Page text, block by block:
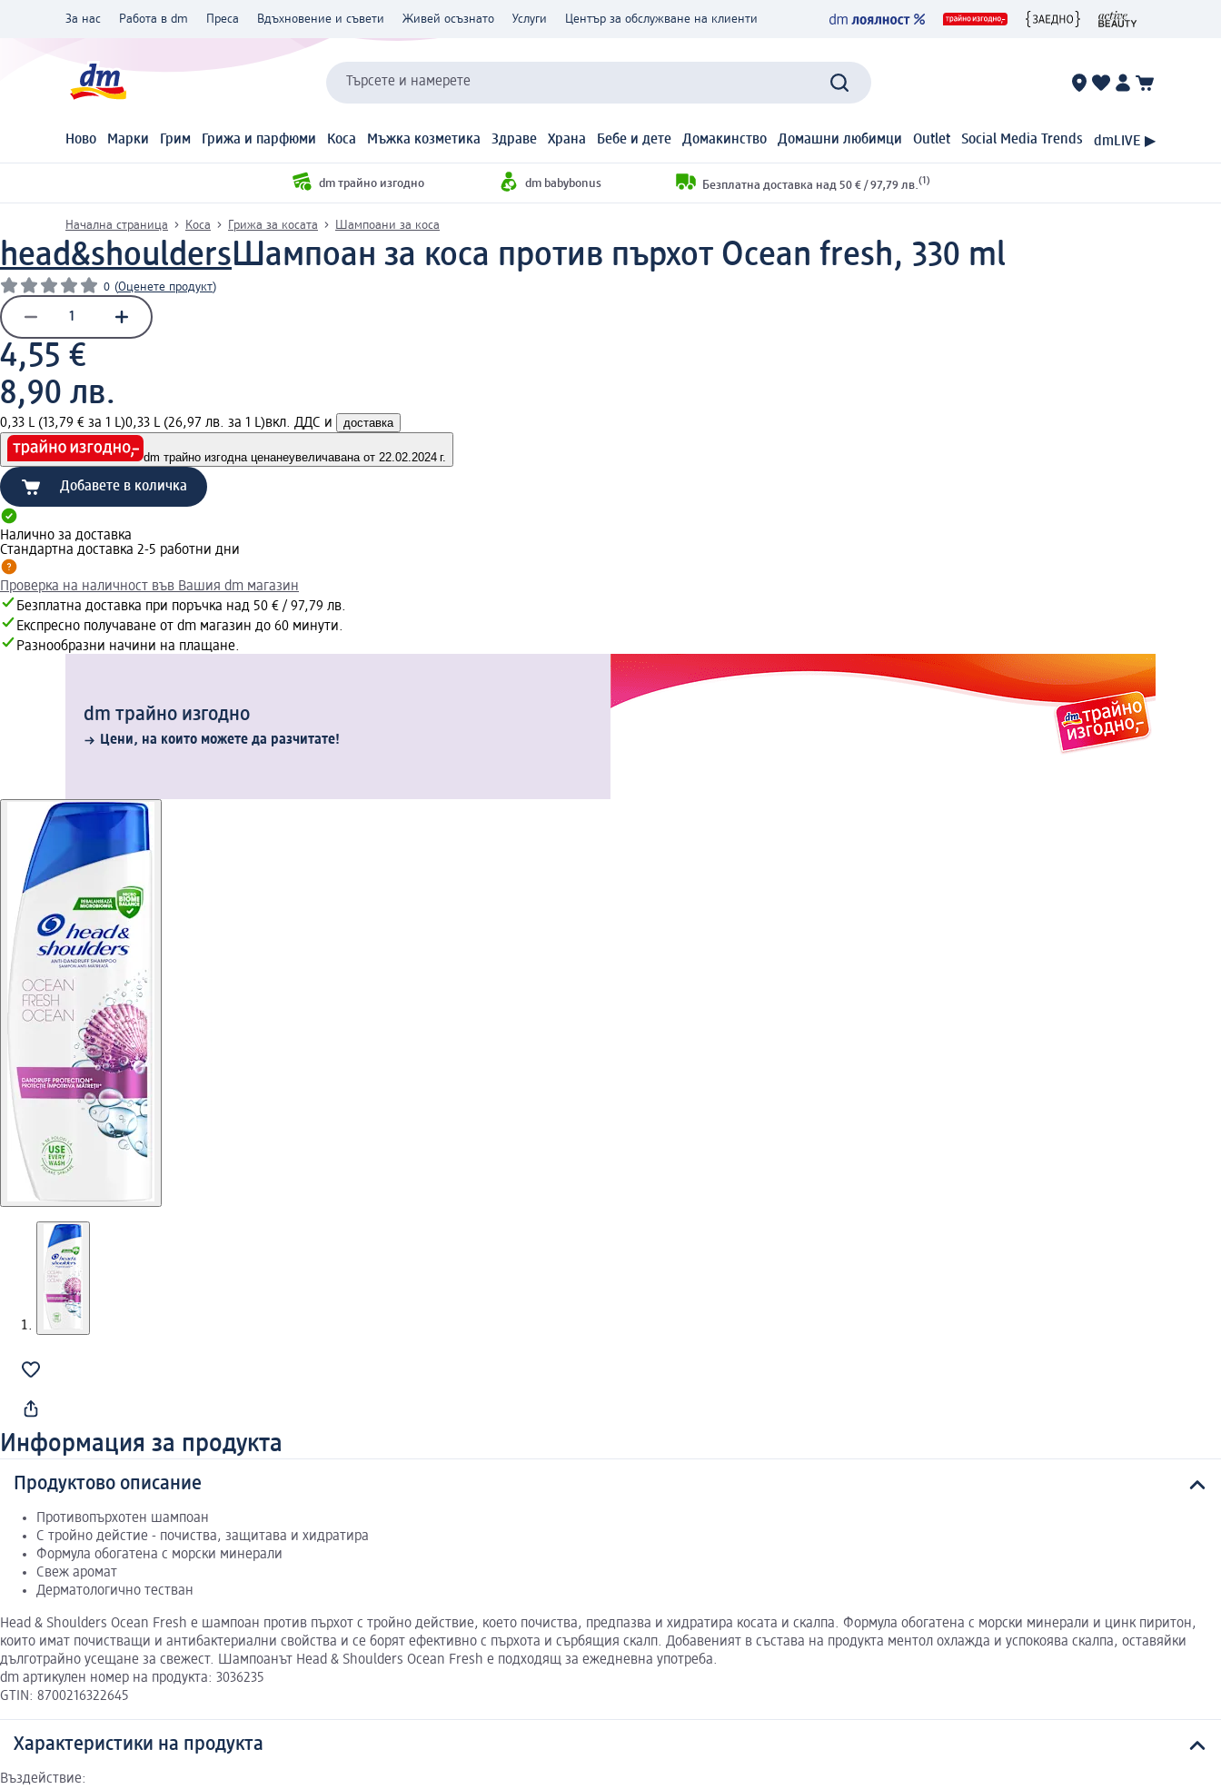
За нас Работа в dm Преса Вдъхновение и съвети Живей осъзнато Услуги Център за обслужване на клиенти
Търсете и намерете
Ново Марки Грим Грижа и парфюми Коса Мъжка козметика Здраве Храна Бебе и дете Домакинство Домашни любимци Outlet Social Media Trends dmLIVE ▶
dm трайно изгодно dm babybonus Безплатна доставка над 50 € / 97,79 лв. (1)
Начална страница Коса Грижа за косата Шампоани за коса
head&shouldersШампоан за коса против пърхот Ocean fresh, 330 ml
0 (Оценете продукт)
4,55 €
8,90 лв.
0,33 L (13,79 € за 1 L)0,33 L (26,97 лв. за 1 L)вкл. ДДС и доставка
dm трайно изгодна ценанеувеличавана от 22.02.2024 г.
Добавете в количка
Налично за доставка
Стандартна доставка 2-5 работни дни
Проверка на наличност във Вашия dm магазин
Безплатна доставка при поръчка над 50 € / 97,79 лв.
Експресно получаване от dm магазин до 60 минути.
Разнообразни начини на плащане.
dm трайно изгодно
Цени, на които можете да разчитате!
Информация за продукта
Продуктово описание
Противопърхотен шампоан
С тройно дейстие - почиства, защитава и хидратира
Формула обогатена с морски минерали
Свеж аромат
Дерматологично тестван
Head & Shoulders Ocean Fresh е шампоан против пърхот с тройно действие, което почиства, предпазва и хидратира косата и скалпа. Формула обогатена с морски минерали и цинк пиритон,
които имат почистващи и антибактериални свойства и се борят ефективно с пърхота и сърбящия скалп. Добавеният в състава на продукта ментол охлажда и успокоява скалпа, оставяйки
дълготрайно усещане за свежест. Шампоанът Head & Shoulders Ocean Fresh е подходящ за ежедневна употреба.
dm артикулен номер на продукта: 3036235
GTIN: 8700216322645
Характеристики на продукта
Въздействие: